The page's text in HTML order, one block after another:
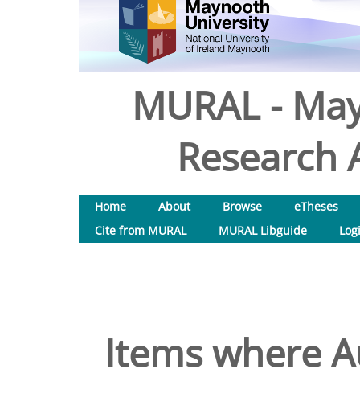
MURAL -
Research
Home About Browse
eTheses
Cite from MURAL
MURAL Libguide
Items where